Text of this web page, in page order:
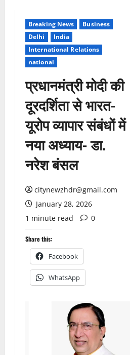
Breaking News
Business
Delhi
India
International Relations
national
प्रधानमंत्री मोदी की
दूरदर्शिता से भारत-
यूरोप व्यापार संबंधों में
नया अध्याय- डा.
नरेश बंसल
citynewzhdr@gmail.com
January 28, 2026
1 minute read
0
Share this:
Facebook
WhatsApp